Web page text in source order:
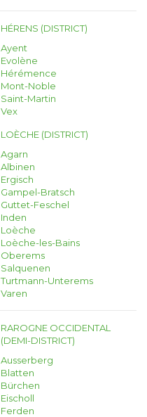
HÉRENS (DISTRICT)
Ayent
Evolène
Hérémence
Mont-Noble
Saint-Martin
Vex
LOÈCHE (DISTRICT)
Agarn
Albinen
Ergisch
Gampel-Bratsch
Guttet-Feschel
Inden
Loèche
Loèche-les-Bains
Oberems
Salquenen
Turtmann-Unterems
Varen
RAROGNE OCCIDENTAL
(DEMI-DISTRICT)
Ausserberg
Blatten
Bürchen
Eischoll
Ferden